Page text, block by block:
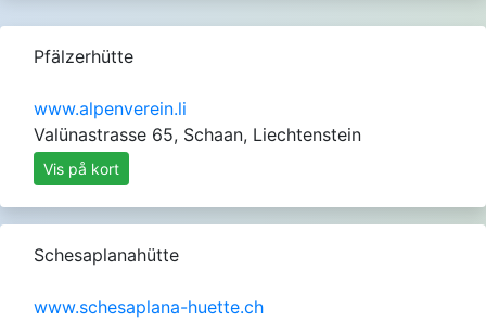
Pfälzerhütte
www.alpenverein.li
Valünastrasse 65, Schaan, Liechtenstein
Vis på kort
Schesaplanahütte
www.schesaplana-huette.ch